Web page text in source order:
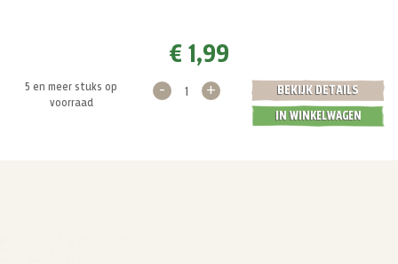
€ 1,99
5 en meer stuks op
voorraad
BEKIJK DETAILS
- +
IN WINKELWAGEN